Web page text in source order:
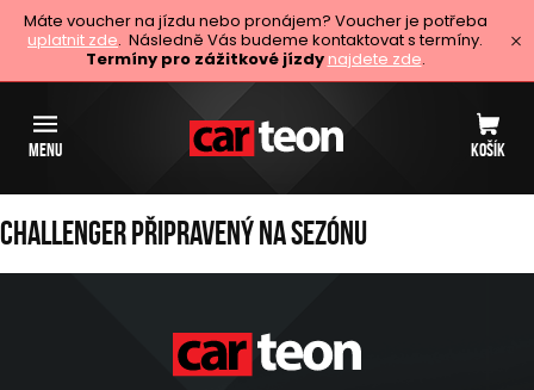
Máte voucher na jízdu nebo pronájem? Voucher je potřeba
uplatnit zde. Následně Vás budeme kontaktovat s termíny.
Termíny pro zážitkové jízdy najdete zde.
MENU KOŠÍK
Challenger připravený na sezónu